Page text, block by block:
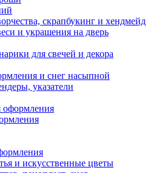
скрапбукинг и хендмейд
и украшения на дверь
для свечей и декора
и снег насыпной
указатели
и искусственные цветы